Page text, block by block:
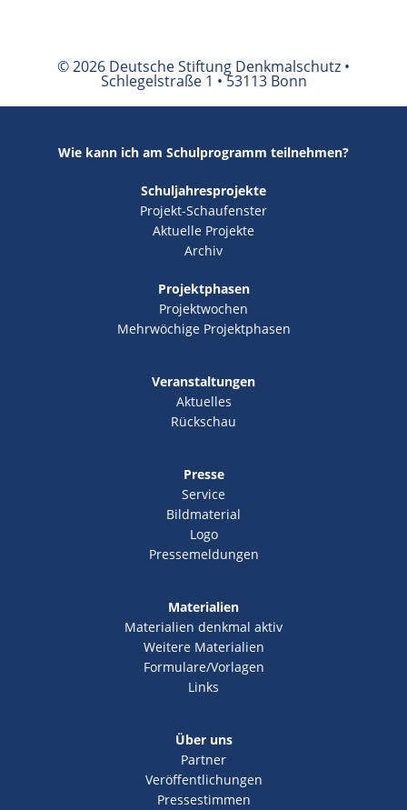
© 2026 Deutsche Stiftung Denkmalschutz •
Schlegelstraße 1 • 53113 Bonn
Wie kann ich am Schulprogramm teilnehmen?
Schuljahresprojekte
Projekt-Schaufenster
Aktuelle Projekte
Archiv
Projektphasen
Projektwochen
Mehrwöchige Projektphasen
Veranstaltungen
Aktuelles
Rückschau
Presse
Service
Bildmaterial
Logo
Pressemeldungen
Materialien
Materialien denkmal aktiv
Weitere Materialien
Formulare/Vorlagen
Links
Über uns
Partner
Veröffentlichungen
Pressestimmen